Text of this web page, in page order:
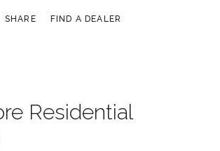
SHARE FIND A DEALER
Residential